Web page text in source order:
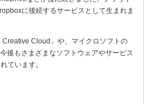
に後続するサービスとして生まれま
Cloud」や、マイクロソフトの
後もさまざまなソフトウェアやサービス
ています。